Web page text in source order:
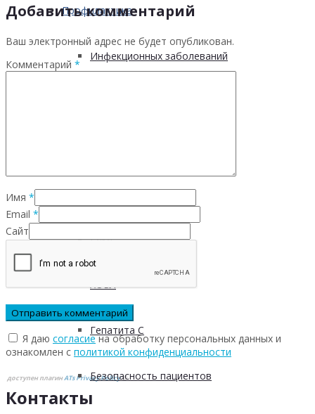
Профилактика
Инфекционных заболеваний
Сахарного диабета
Рака
ХОБЛ
Гепатита С
Безопасность пациентов
Добавить комментарий
Ваш электронный адрес не будет опубликован.
Комментарий *
Имя *
Email *
Сайт
Я даю согласиена обработку персональных данных и
ознакомлен с политикой конфиденциальности
доступен плагинATs Privacy Policy©
Контакты